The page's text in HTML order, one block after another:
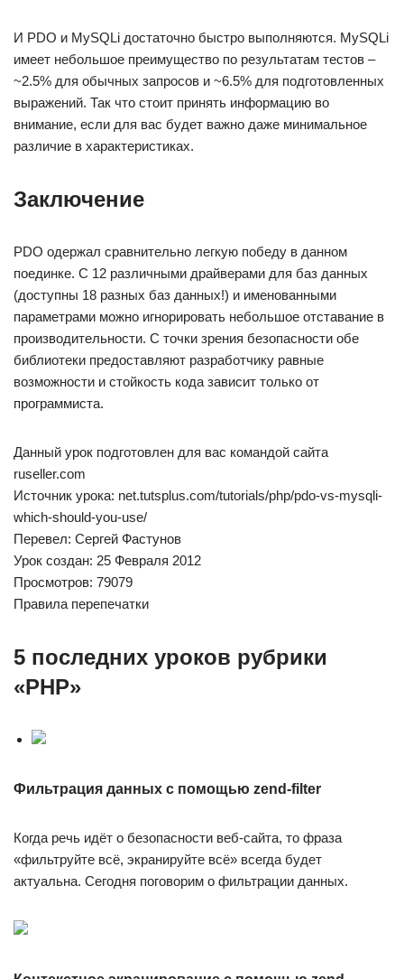
И PDO и MySQLi достаточно быстро выполняются. MySQLi
имеет небольшое преимущество по результатам тестов –
~2.5% для обычных запросов и ~6.5% для подготовленных
выражений. Так что стоит принять информацию во
внимание, если для вас будет важно даже минимальное
различие в характеристиках.
Заключение
PDO одержал сравнительно легкую победу в данном
поединке. С 12 различными драйверами для баз данных
(доступны 18 разных баз данных!) и именованными
параметрами можно игнорировать небольшое отставание в
производительности. С точки зрения безопасности обе
библиотеки предоставляют разработчику равные
возможности и стойкость кода зависит только от
программиста.
Данный урок подготовлен для вас командой сайта
ruseller.com
Источник урока: net.tutsplus.com/tutorials/php/pdo-vs-mysqli-
which-should-you-use/
Перевел: Сергей Фастунов
Урок создан: 25 Февраля 2012
Просмотров: 79079
Правила перепечатки
5 последних уроков рубрики
«PHP»
Фильтрация данных с помощью zend-filter
Когда речь идёт о безопасности веб-сайта, то фраза
«фильтруйте всё, экранируйте всё» всегда будет
актуальна. Сегодня поговорим о фильтрации данных.